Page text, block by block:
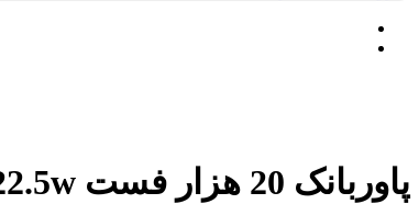
پاوربانک 20 هزار فست PD 22.5w اکسیژن مدل OX-70